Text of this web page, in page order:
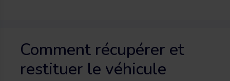
Comment récupérer et
restituer le véhicule